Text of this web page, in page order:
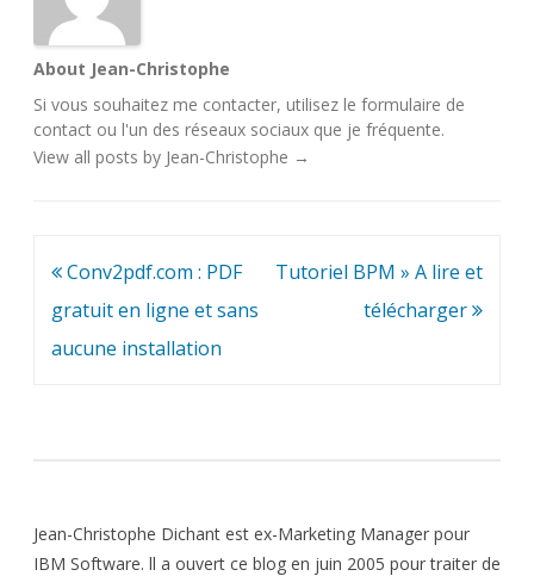
About Jean-Christophe
Si vous souhaitez me contacter, utilisez le formulaire de
contact ou l'un des réseaux sociaux que je fréquente.
View all posts by Jean-Christophe →
Navigation
de
l’article
Conv2pdf.com : PDF
gratuit en ligne et sans
aucune installation
Tutoriel BPM » A lire et
télécharger
Jean-Christophe Dichant est ex-Marketing Manager pour
IBM Software. ll a ouvert ce blog en juin 2005 pour traiter de